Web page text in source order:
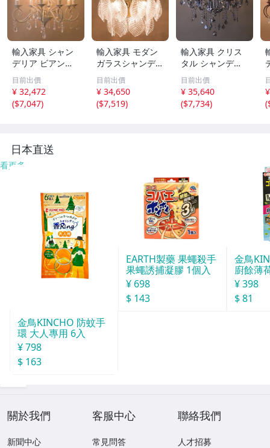
輸入家具 シャン
デリア ビアンカ
12灯 アイアン ア
ンティーク グレ
イ リビングスタ
ジオ 直輸入 クラ
12-GR
目前出價
¥ 32,472
($7,047)
輸入家具 モダン
ガラスシャンデリ
ア Leaves 5灯 照
明 リビングスタ
ジオ 直輸入 ペン
ダント モダン ク
目前出價
¥ 34,650
($7,519)
輸入家具 クリス
タル シャンデリ
ア イタリア風 6
灯 クラシック リ
ビングスタジオ
直輸入 シルバー
目前出價
¥ 35,640
($7,734)
(
日本直送
看更多
金鳥KINCHO 防蚊手
環 大人專用 6入
¥ 798
$ 163
EARTH製藥 果蠅殺手
果蠅誘捕凝膠 1個入
¥ 698
$ 143
金鳥
廚餘薄
30天分
¥ 398
$ 81
關於我們
新聞中心
客服中心
常見問答
聯絡我們
人才招募